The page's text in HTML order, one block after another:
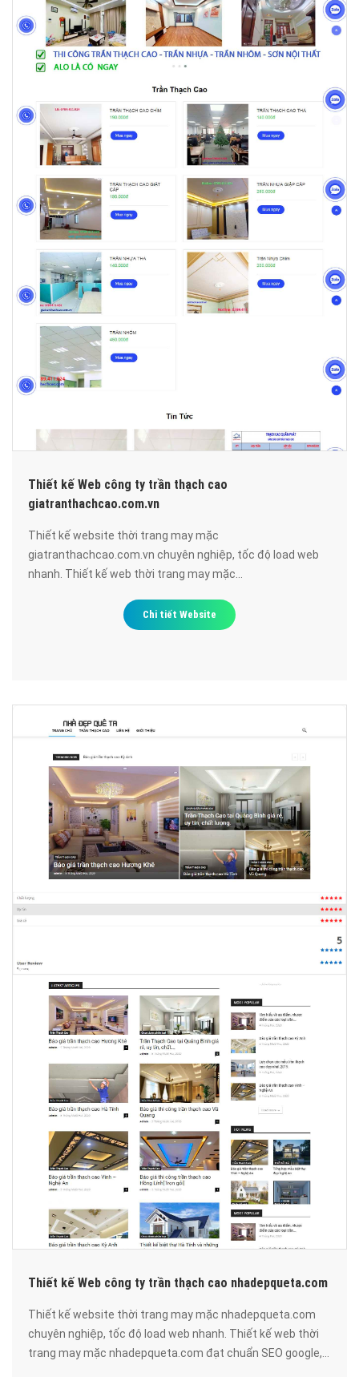
Thiết kế Web công ty trần thạch cao
giatranthachcao.com.vn
Thiết kế website thời trang may mặc
giatranthachcao.com.vn chuyên nghiệp, tốc độ load web
nhanh. Thiết kế web thời trang may mặc
cao, uy tín, chất lượng. Chi tiết Website
Thiết kế Web công ty trần thạch cao nhadepqueta.com
Thiết kế website thời trang may mặc nhadepqueta.com
chuyên nghiệp, tốc độ load web nhanh. Thiết kế web thời
trang may mặc nhadepqueta.com đạt chuẩn SEO google,